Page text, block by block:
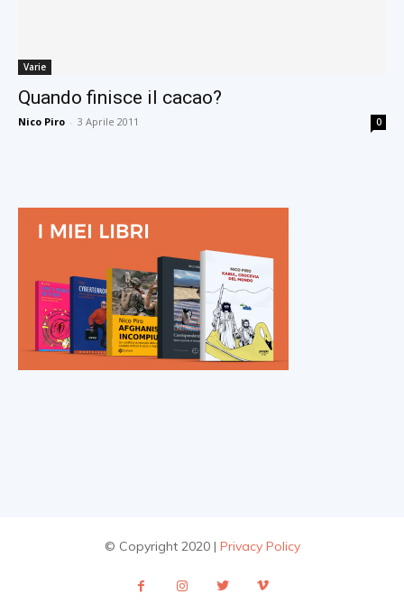
Varie
Quando finisce il cacao?
Nico Piro - 3 Aprile 2011 0
© Copyright 2020 | Privacy Policy